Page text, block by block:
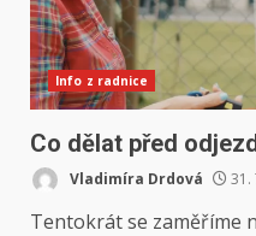
Info z radnice
Co dělat před
Vladimíra Drdová 31.
Tentokrát se zaměříme